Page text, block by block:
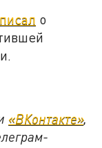
писал о
«ВКонтакте»,